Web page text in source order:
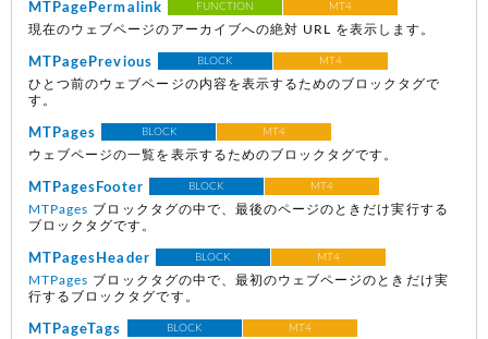
MTPagePermalink FUNCTION MT4
現在のウェブページのアーカイブへの絶対 URL を表示します。
MTPagePrevious BLOCK MT4
ひとつ前のウェブページの内容を表示するためのブロックタグで
す。
MTPages BLOCK MT4
ウェブページの一覧を表示するためのブロックタグです。
MTPagesFooter BLOCK MT4
MTPages ブロックタグの中で、最後のページのときだけ実行する
ブロックタグです。
MTPagesHeader BLOCK MT4
MTPages ブロックタグの中で、最初のウェブページのときだけ実
行するブロックタグです。
MTPageTags BLOCK MT4